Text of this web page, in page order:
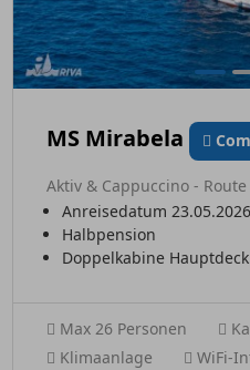
MS Mirabela
Aktiv & Cappuccino - Route
Anreisedatum 23.05.2026
Halbpension
Doppelkabine
Max 26 Personen
Klimaanlage
WiFi-